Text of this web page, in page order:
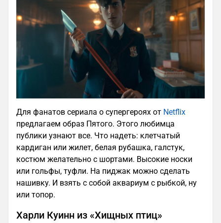
Для фанатов сериала о супергероях от Netflix
предлагаем образ Пятого. Этого любимца
публики узнают все. Что надеть: клетчатый
кардиган или жилет, белая рубашка, галстук,
костюм желательно с шортами. Высокие носки
или гольфы, туфли. На пиджак можно сделать
нашивку. И взять с собой аквариум с рыбкой, ну
или топор.
Харли Куинн из «Хищных птиц»